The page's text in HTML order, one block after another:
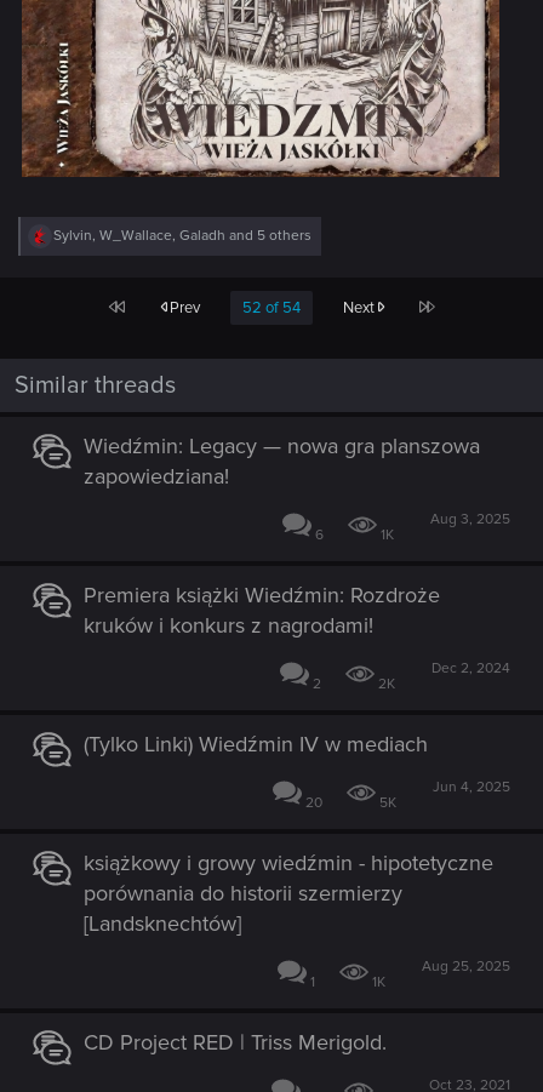
R
e
s
:
Sylvin, W_Wallace, Galadh and 5 others
First Prev 52 of 54 Next Last
Similar threads
Wiedźmin: Legacy — nowa gra planszowa
zapowiedziana!
6 1K
Aug 3, 2025
Premiera książki Wiedźmin: Rozdroże
kruków i konkurs z nagrodami!
2 2K
Dec 2, 2024
(Tylko Linki) Wiedźmin IV w mediach
20 5K
Jun 4, 2025
książkowy i growy wiedźmin - hipotetyczne
porównania do historii szermierzy
[Landsknechtów]
1 1K
Aug 25, 2025
CD Project RED | Triss Merigold.
Oct 23, 2021